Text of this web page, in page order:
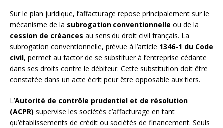
Sur le plan juridique, l’affacturage repose principalement sur le
mécanisme de la subrogation conventionnelle ou de la
cession de créances au sens du droit civil français. La
subrogation conventionnelle, prévue à l’article 1346-1 du Code
civil, permet au factor de se substituer à l’entreprise cédante
dans ses droits contre le débiteur. Cette substitution doit être
constatée dans un acte écrit pour être opposable aux tiers.
L’Autorité de contrôle prudentiel et de résolution
(ACPR) supervise les sociétés d’affacturage en tant
qu’établissements de crédit ou sociétés de financement. Seuls